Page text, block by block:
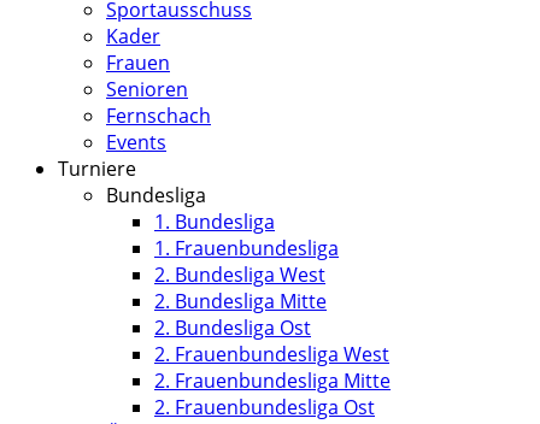
Sportausschuss
Kader
Frauen
Senioren
Fernschach
Events
Turniere
Bundesliga
1. Bundesliga
1. Frauenbundesliga
2. Bundesliga West
2. Bundesliga Mitte
2. Bundesliga Ost
2. Frauenbundesliga West
2. Frauenbundesliga Mitte
2. Frauenbundesliga Ost